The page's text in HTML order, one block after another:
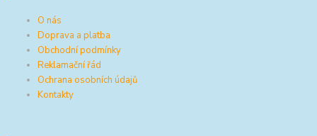
O nás
Doprava a platba
Obchodní podmínky
Reklamační řád
Ochrana osobních údajů
Kontakty